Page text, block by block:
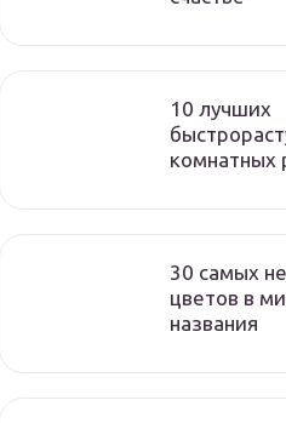
10 лучших
комнатных
30 самых
цветов в
названия